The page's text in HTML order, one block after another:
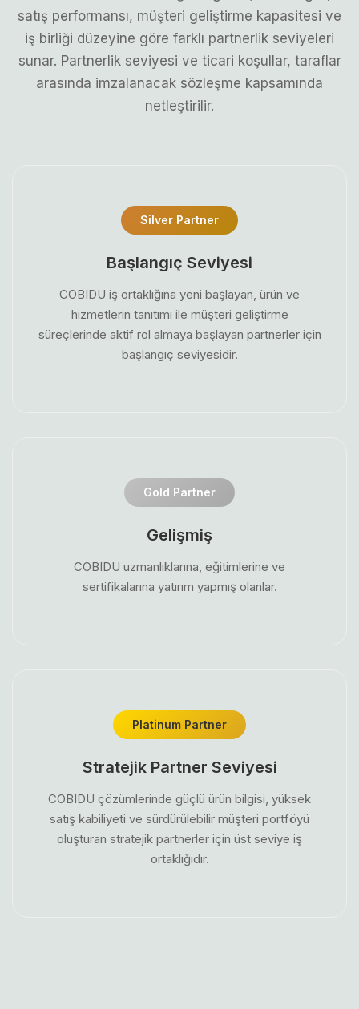
satış performansı, müşteri geliştirme kapasitesi ve
iş birliği düzeyine göre farklı partnerlik seviyeleri
sunar. Partnerlik seviyesi ve ticari koşullar, taraflar
arasında imzalanacak sözleşme kapsamında
netleştirilir.
Silver Partner
Başlangıç Seviyesi
COBIDU iş ortaklığına yeni başlayan, ürün ve
hizmetlerin tanıtımı ile müşteri geliştirme
süreçlerinde aktif rol almaya başlayan partnerler için
başlangıç seviyesidir.
Gold Partner
Gelişmiş
COBIDU uzmanlıklarına, eğitimlerine ve
sertifikalarına yatırım yapmış olanlar.
Platinum Partner
Stratejik Partner Seviyesi
COBIDU çözümlerinde güçlü ürün bilgisi, yüksek
satış kabiliyeti ve sürdürülebilir müşteri portföyü
oluşturan stratejik partnerler için üst seviye iş
ortaklığıdır.